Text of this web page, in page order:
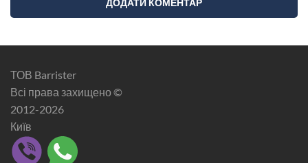
ТОВ Barrister
Всі права захищено ©
2012-2026
Київ